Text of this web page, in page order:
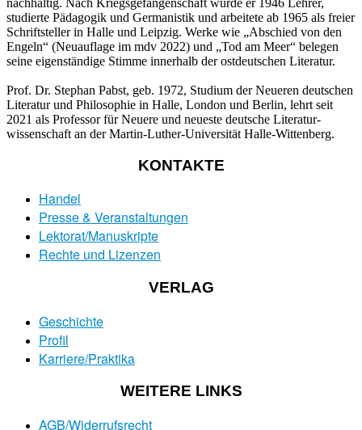
studierte Pädagogik und Germanistik und arbeitete ab 1965 als freier
Schriftsteller in Halle und Leipzig. Werke wie „Abschied von den
Engeln“ (Neuauflage im mdv 2022) und „Tod am Meer“ belegen
seine eigenständige Stimme innerhalb der ostdeutschen Literatur.
Prof. Dr. Stephan Pabst, geb. 1972, Studium der Neueren deutschen
Literatur und Philosophie in Halle, London und Berlin, lehrt seit
2021 als Professor für Neuere und neueste deutsche Literatur­
wissenschaft an der Martin-Luther-Universität Halle-Wittenberg.
KONTAKTE
Handel
Presse & Veranstaltungen
Lektorat/Manuskripte
Rechte und Lizenzen
VERLAG
Geschichte
Profil
Karriere/Praktika
WEITERE LINKS
AGB/Widerrufsrecht